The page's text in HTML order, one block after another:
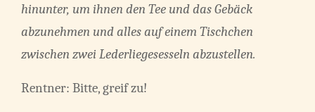
hinunter, um ihnen den Tee und das Gebäck
abzunehmen und alles auf einem Tischchen
zwischen zwei Lederliegesesseln abzustellen.
Rentner: Bitte, greif zu!